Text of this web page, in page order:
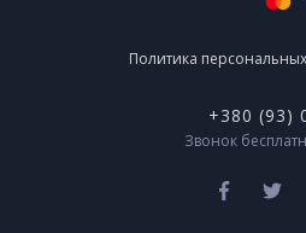
Политика
+380 (93)
Звонок